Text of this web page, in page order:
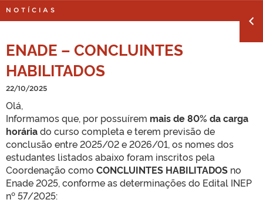
NOTÍCIAS
ENADE – CONCLUINTES
HABILITADOS
22/10/2025
Olá,
Informamos que, por possuírem mais de 80% da carga
horáriado curso completa e terem previsão de
conclusão entre 2025/02 e 2026/01, os nomes dos
estudantes listados abaixo foram inscritos pela
Coordenação como CONCLUINTES HABILITADOS no
Enade 2025, conforme as determinações do Edital INEP
nº 57/2025: